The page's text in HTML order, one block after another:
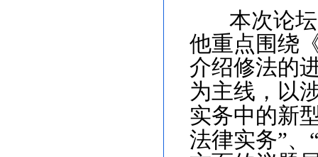
本次论
他重点围绕
介绍修法的
为主线，以
实务中的新
法律实务”、